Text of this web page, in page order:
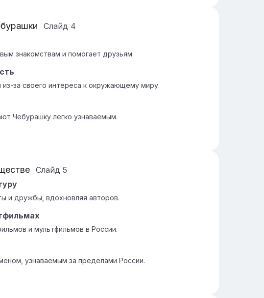
Слайд 4
знакомствам и помогает друзьям.
за своего интереса к окружающему миру.
Чебурашку легко узнаваемым.
Слайд 5
и дружбы, вдохновляя авторов.
и мультфильмов в России.
узнаваемым за пределами России.